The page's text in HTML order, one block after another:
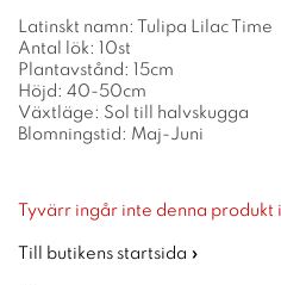
Latinskt namn: Tulipa Lilac Time
Antal lök: 10st
Plantavstånd: 15cm
Höjd: 40-50cm
Växtläge: Sol till halvskugga
Blomningstid: Maj-Juni
Tyvärr ingår inte denna
Till butikens startsida »